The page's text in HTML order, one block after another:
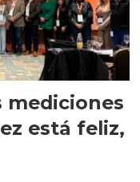
mediciones
está feliz,